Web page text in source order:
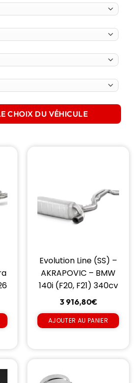
CHOIX DU VÉHICULE
Evolution Line (SS) –
AKRAPOVIC – BMW
140i (F20, F21) 340cv
3 916,80€
AJOUTER AU PANIER